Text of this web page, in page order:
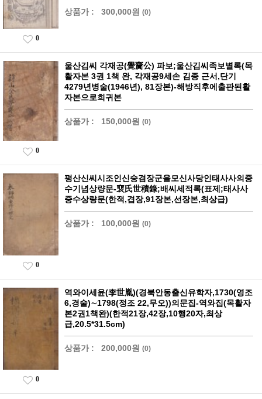
상품가 : 300,000원 (0)
0
울산김씨 각재공(覺齎公) 파보;울산김씨족보별록(목
활자본 3권 1책 완, 각재공9세손 김종 근서,단기
4279년병술(1946년), 81장본)-해방직후에출판된활
자본으로희귀본
상품가 : 150,000원 (0)
0
평산신씨시조인신숭겸장군을모신사당인태사사의중
수기념상량문-裵氏世積錄;배씨세적록(표제;태사사
중수상량문(한적,겹장,91장본,선장본,최상급)
상품가 : 100,000원 (0)
0
역와이세윤(李世胤)(경북안동출신유학자,1730(영조
6,경술)∼1798(정조 22,무오))의문집-역와집(목활자
본2권1책완)(한적21장,42장,10행20자,최상
급,20.5*31.5cm)
상품가 : 200,000원 (0)
0